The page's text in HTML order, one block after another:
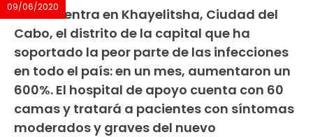
09/06/2020
Se encuentra en Khayelitsha, Ciudad del
Cabo, el distrito de la capital que ha
soportado la peor parte de las infecciones
en todo el país: en un mes, aumentaron un
600%. El hospital de apoyo cuenta con 60
camas y tratará a pacientes con síntomas
moderados y graves del nuevo